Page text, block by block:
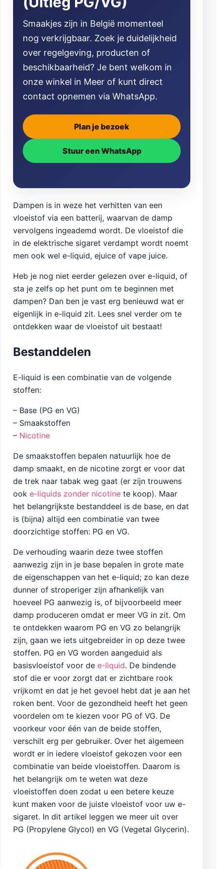
Smaakjes zijn in België momenteel
nog verkrijgbaar. Zoek je duidelijkheid
over regelgeving, producten of
beschikbaarheid? Je bent welkom in
onze winkel in Meer of kunt direct
contact opnemen via WhatsApp.
Plan je bezoek
Stuur een WhatsApp
Dampen is in weze het verhitten van een
vloeistof via een batterij, waarvan de damp
vervolgens ingeademd wordt. De vloeistof die
in de elektrische sigaret verdampt wordt noemt
men ook wel e-liquid, ejuice of vape juice.
Heb je nog niet eerder gelezen over e-liquid, of
sta je zelfs op het punt om te beginnen met
dampen? Dan ben je vast erg benieuwd wat er
eigenlijk in e-liquid zit. Lees snel verder om te
ontdekken waar de vloeistof uit bestaat!
Bestanddelen
E-liquid is een combinatie van de volgende
stoffen:
– Base (PG en VG)
– Smaakstoffen
– Nicotine
De smaakstoffen bepalen natuurlijk hoe de
damp smaakt, en de nicotine zorgt er voor dat
de trek naar tabak weg gaat (er zijn trouwens
ook e-liquids zonder nicotine te koop). Maar
het belangrijkste bestanddeel is de base, en dat
is (bijna) altijd een combinatie van twee
doorzichtige stoffen: PG en VG.
De verhouding waarin deze twee stoffen
aanwezig zijn in je base bepalen in grote mate
de eigenschappen van het e-liquid; zo kan deze
dunner of stroperiger zijn afhankelijk van
hoeveel PG aanwezig is, of bijvoorbeeld meer
damp produceren omdat er meer VG in zit. Om
te ontdekken waarom PG en VG zo belangrijk
zijn, gaan we iets uitgebreider in op deze twee
stoffen. PG en VG worden aangeduid als
basisvloeistof voor de e-liquid. De bindende
stof die er voor zorgt dat er zichtbare rook
vrijkomt en dat je het gevoel hebt dat je aan het
roken bent. Voor de gezondheid heeft het geen
voordelen om te kiezen voor PG of VG. De
voorkeur voor één van de beide stoffen,
verschilt erg per gebruiker. Over het algemeen
wordt er in iedere vloeistof gekozen voor een
combinatie van beide vloeistoffen. Daarom is
het belangrijk om te weten wat deze
vloeistoffen doen zodat u een betere keuze
kunt maken voor de juiste vloeistof voor uw e-
sigaret. In dit artikel leggen we meer uit over
PG (Propylene Glycol) en VG (Vegetal Glycerin).